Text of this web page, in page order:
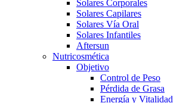
Solares Corporales
Solares Capilares
Solares Vía Oral
Solares Infantiles
Aftersun
Nutricosmética
Objetivo
Control de Peso
Pérdida de Grasa
Energía y Vitalidad